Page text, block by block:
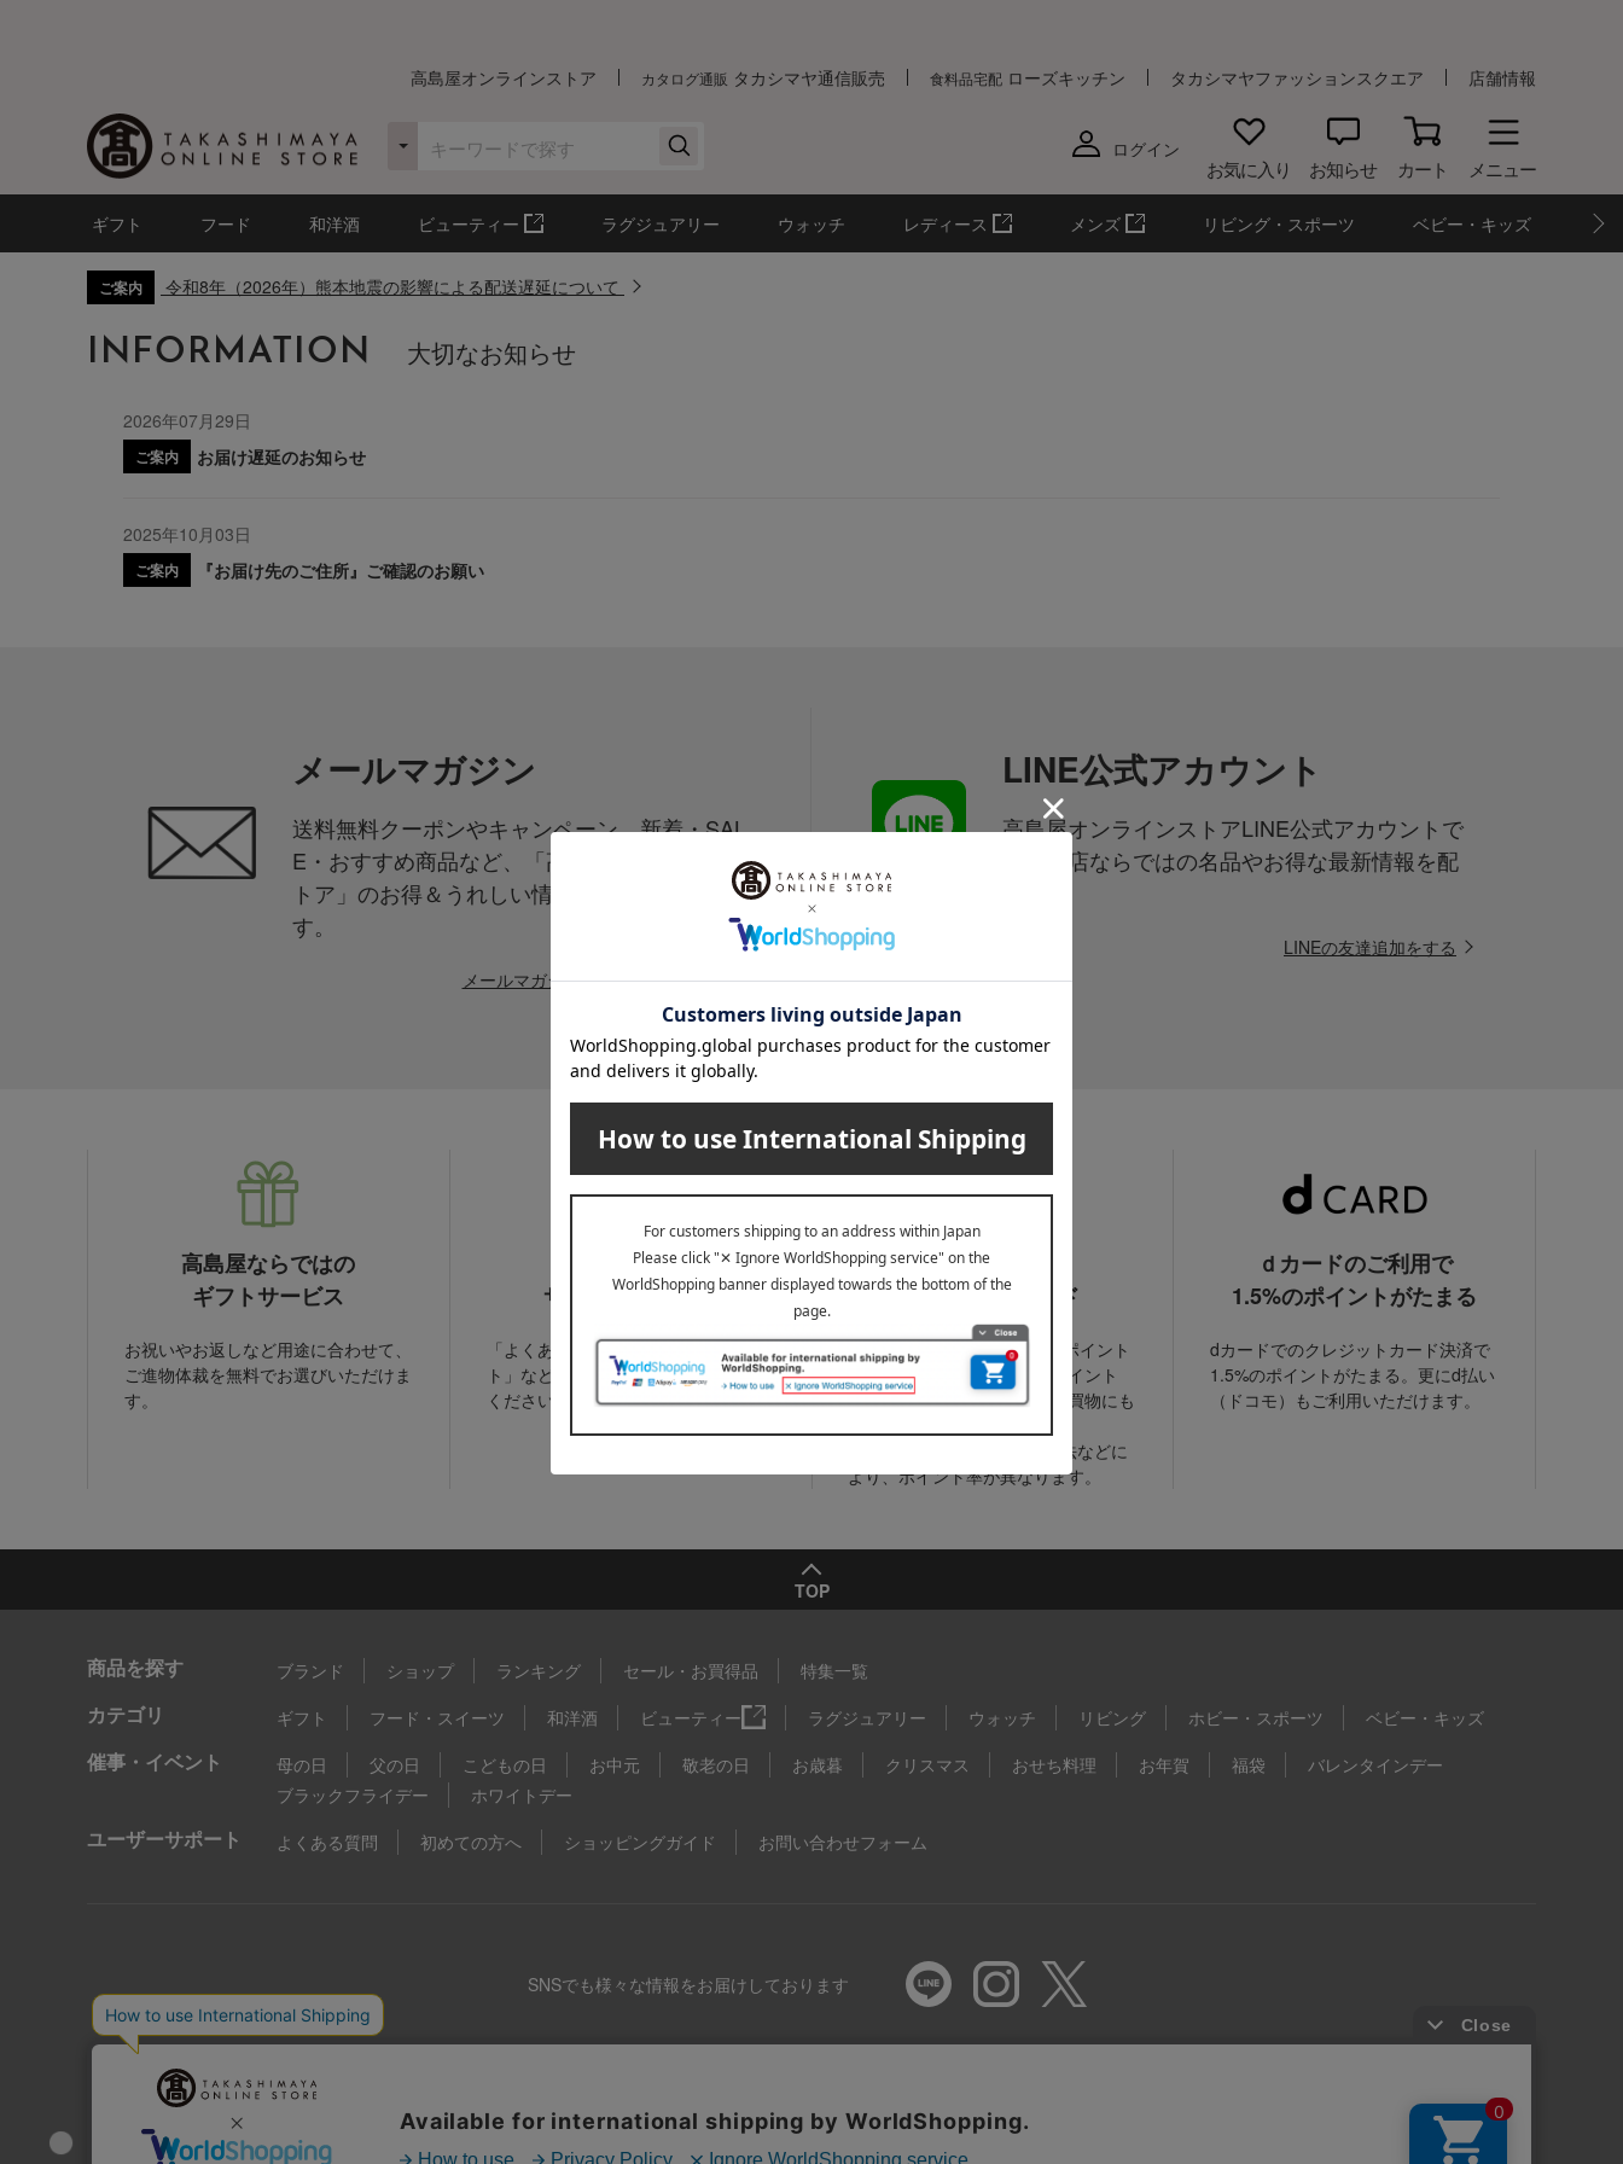
高島屋オンラインストア カタログ通販 タカシマヤ通信販売 食料品宅配 ローズキッチン タカシマヤファッションスクエア 店舗情報
ログイン
お気に入り お知らせ カート メニュー
ギフト フード 和洋酒 ビューティー ラグジュアリー ウォッチ レディース メンズ リビング・スポーツ ベビー・キッズ
ご案内 令和8年（2026年）熊本地震の影響による配送遅延について
INFORMATION 大切なお知らせ
2026年07月29日
ご案内 お届け遅延のお知らせ
2025年10月03日
ご案内 『お届け先のご住所』ご確認のお願い
メールマガジン
送料無料クーポンやキャンペーン、新着・SAL
E・おすすめ商品など、「高島屋オンラインス
トア」のお得＆うれしい情報をお届けいたしま
す。
メールマガジンについて詳しく見る
LINE公式アカウント
高島屋オンラインストアLINE公式アカウントで
は百貨店ならではの名品やお得な最新情報を配
LINEの友達追加をする
高島屋ならではの
ギフトサービス
お祝いやお返しなど用途に合わせて、
ご進物体裁を無料でお選びいただけま
す。
充実の
サポートメニュー
「よくある質問」や「AIチャットボッ
ト」など、お困りの際はこちらをご覧
ください。
お得に使える
タカシマヤカード
1％～最大10％のタカシマヤポイント
がたまるカード。たまったポイント
は、オンラインストアでのお買物にも
※カードの種類・お支払い方法などに
より、ポイント率が異なります。
ｄカードのご利用で
1.5%のポイントがたまる
dカードでのクレジットカード決済で
1.5%のポイントがたまる。更にd払い
（ドコモ）もご利用いただけます。
TOP
商品を探す ブランド ショップ ランキング セール・お買得品 特集一覧
カテゴリ ギフト フード・スイーツ 和洋酒 ビューティー ラグジュアリー ウォッチ リビング ホビー・スポーツ ベビー・キッズ
催事・イベント 母の日 父の日 こどもの日 お中元 敬老の日 お歳暮 クリスマス おせち料理 お年賀 福袋
バレンタインデー
ブラックフライデー
ホワイトデー
ユーザーサポート よくある質問 初めての方へ ショッピングガイド お問い合わせフォーム
SNSでも様々な情報をお届けしております
特定商取引法に基づく表示 プライバシーポリシー